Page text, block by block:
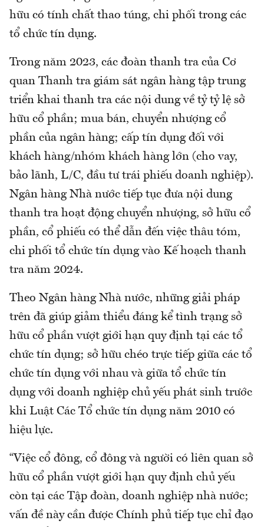
hữu có tính chất thao túng, chi phối trong các
tổ chức tín dụng.
Trong năm 2023, các đoàn thanh tra của Cơ
quan Thanh tra giám sát ngân hàng tập trung
triển khai thanh tra các nội dung về tỷ tỷ lệ sở
hữu cổ phần; mua bán, chuyển nhượng cổ
phần của ngân hàng; cấp tín dụng đối với
khách hàng/nhóm khách hàng lớn (cho vay,
bảo lãnh, L/C, đầu tư trái phiếu doanh nghiệp).
Ngân hàng Nhà nước tiếp tục đưa nội dung
thanh tra hoạt động chuyển nhượng, sở hữu cổ
phần, cổ phiếu có thể dẫn đến việc thâu tóm,
chi phối tổ chức tín dụng vào Kế hoạch thanh
tra năm 2024.
Theo Ngân hàng Nhà nước, những giải pháp
trên đã giúp giảm thiểu đáng kể tình trạng sở
hữu cổ phần vượt giới hạn quy định tại các tổ
chức tín dụng; sở hữu chéo trực tiếp giữa các tổ
chức tín dụng với nhau và giữa tổ chức tín
dụng với doanh nghiệp chủ yếu phát sinh trước
khi Luật Các Tổ chức tín dụng năm 2010 có
hiệu lực.
“Việc cổ đông, cổ đông và người có liên quan sở
hữu cổ phần vượt giới hạn quy định chủ yếu
còn tại các Tập đoàn, doanh nghiệp nhà nước;
vấn đề này cần được Chính phủ tiếp tục chỉ đạo